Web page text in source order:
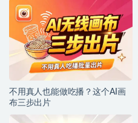
不用真人也能做吃播？这个AI画
布三步出片